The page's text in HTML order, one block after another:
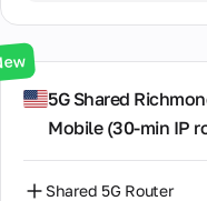
30天 / ∞ GB / $50.00
5G Shared
Mobile (30‑min IP
Shared 5G Router